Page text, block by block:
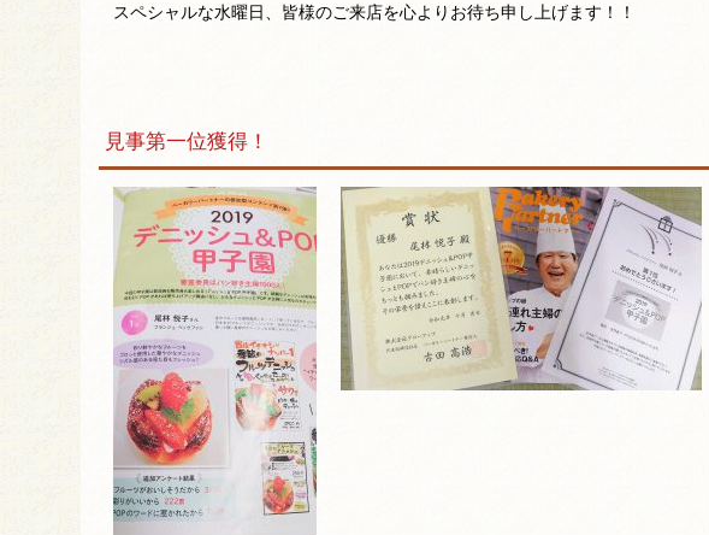
スペシャルな水曜日、皆様のご来店を心よりお待ち申し上げます！！
見事第一位獲得！